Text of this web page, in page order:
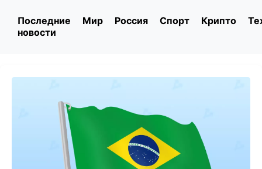
Последние
новости
Мир Россия Спорт Крипто